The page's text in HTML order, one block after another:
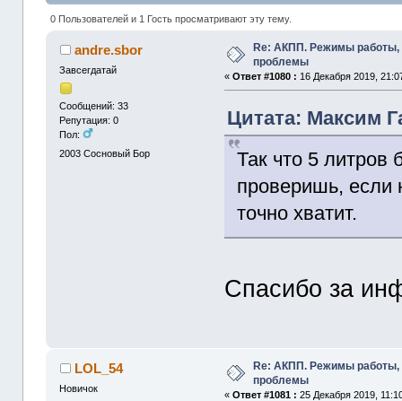
0 Пользователей и 1 Гость просматривают эту тему.
andre.sbor
Завсегдатай
Сообщений: 33
Репутация: 0
Пол:
2003 Сосновый Бор
Re: АКПП. Режимы работы,
проблемы
«Ответ #1080 : 16 Декабря 2019,
Цитата: Максим
Так что 5 литров
проверишь, если
точно хватит.
Спасибо за
LOL_54
Новичок
Re: АКПП. Режимы работы,
проблемы
«Ответ #1081 : 25 Декабря 2019,